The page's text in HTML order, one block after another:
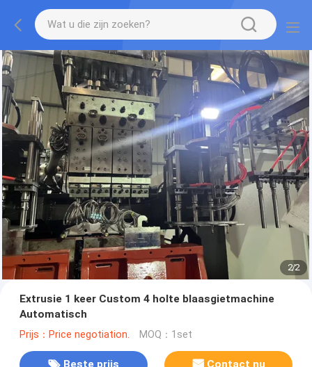
2/2
Extrusie 1 keer Custom 4 holte blaasgietmachine
Automatisch
Prijs：Price negotiation. MOQ：1set
Beste prijs Contact nu